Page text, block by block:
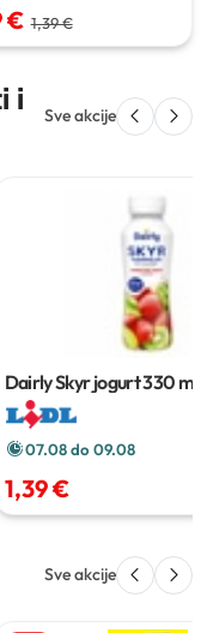
€ 1,39 €
i
Sve akcije
Dairly Skyr jogurt330 ml
07.08 do 09.08
1,39 €
Sve akcije